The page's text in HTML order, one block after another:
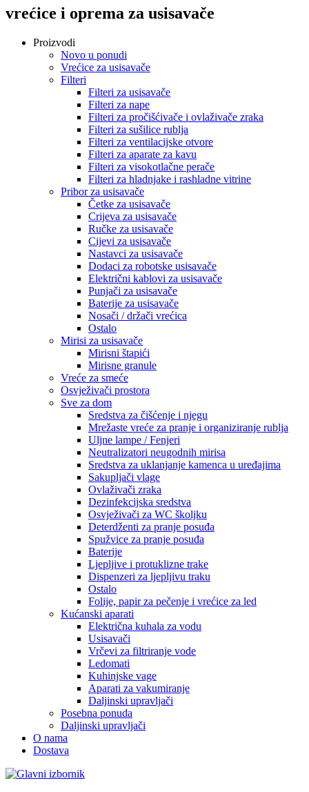
vrećice i oprema za usisavače
Proizvodi
Novo u ponudi
Vrećice za usisavače
Filteri
Filteri za usisavače
Filteri za nape
Filteri za pročišćivače i ovlaživače zraka
Filteri za sušilice rublja
Filteri za ventilacijske otvore
Filteri za aparate za kavu
Filteri za visokotlačne perače
Filteri za hladnjake i rashladne vitrine
Pribor za usisavače
Četke za usisavače
Crijeva za usisavače
Ručke za usisavače
Cijevi za usisavače
Nastavci za usisavače
Dodaci za robotske usisavače
Električni kablovi za usisavače
Punjači za usisavače
Baterije za usisavače
Nosači / držači vrećica
Ostalo
Mirisi za usisavače
Mirisni štapići
Mirisne granule
Vreće za smeće
Osvježivači prostora
Sve za dom
Sredstva za čišćenje i njegu
Mrežaste vreće za pranje i organiziranje rublja
Uljne lampe / Fenjeri
Neutralizatori neugodnih mirisa
Sredstva za uklanjanje kamenca u uređajima
Sakupljači vlage
Ovlaživači zraka
Dezinfekcijska sredstva
Osvježivači za WC školjku
Deterdženti za pranje posuđa
Spužvice za pranje posuđa
Baterije
Ljepljive i protuklizne trake
Dispenzeri za ljepljivu traku
Ostalo
Folije, papir za pečenje i vrećice za led
Kućanski aparati
Električna kuhala za vodu
Usisavači
Vrčevi za filtriranje vode
Ledomati
Kuhinjske vage
Aparati za vakumiranje
Daljinski upravljači
Posebna ponuda
Daljinski upravljači
O nama
Dostava